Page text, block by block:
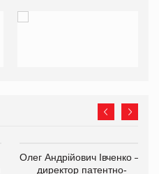
Олег Андрійович Івченко —
директор патентно-